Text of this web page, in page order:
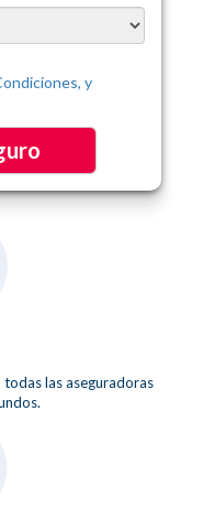
y
las aseguradoras